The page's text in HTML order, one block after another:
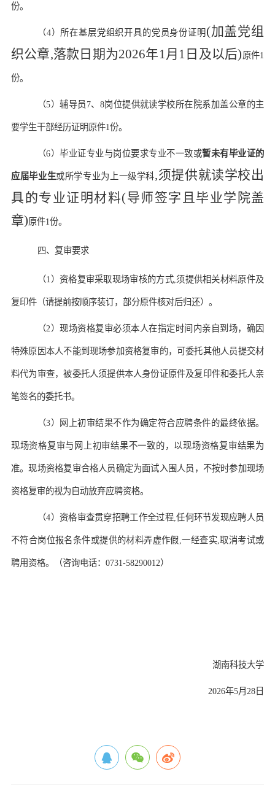
份。
（4） 所在基层党组织开具的党员身份证明(加盖党组
织公章,落款日期为2026年1月1日及以后)原件1
份。
（5）辅导员7、8岗位提供就读学校所在院系加盖公章的主
要学生干部经历证明原件1份。
（6）毕业证专业与岗位要求专业不一致或暂未有毕业证的
应届毕业生或所学专业为上一级学科,须提供就读学校出
具的专业证明材料(导师签字且毕业学院盖
章)原件1份。
四、复审要求
（1）资格复审采取现场审核的方式, 须提供相关材料原件及
复印件（请提前按顺序装订，部分原件核对后归还）。
（2）现场资格复审必须本人在指定时间内亲自到场，确因
特殊原因本人不能到现场参加资格复审的，可委托其他人员提交材
料代为审查，被委托人须提供本人身份证原件及复印件和委托人亲
笔签名的委托书。
（3） 网上初审结果不作为确定符合应聘条件的最终依据。
现场资格复审与网上初审结果不一致的，以现场资格复审结果为
准。现场资格复审合格人员确定为面试入围人员，不按时参加现场
资格复审的视为自动放弃应聘资格。
（4） 资格审查贯穿招聘工作全过程,任何环节发现应聘人员
不符合岗位报名条件或提供的材料弄虚作假,一经查实,取消考试或
聘用资格。 （咨询电话： 0731-58290012）
湖南科技大学
2026年5月 28日